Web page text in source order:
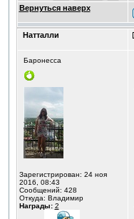
Вернуться наверх
Натталли
Баронесса
Зарегистрирован: 24 ноя
2016, 08:43
Сообщений: 428
Откуда: Владимир
Награды: 2